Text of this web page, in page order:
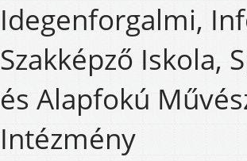
Idegenforgalmi,
Szakképző Iskola,
és Alapfokú
Intézmény